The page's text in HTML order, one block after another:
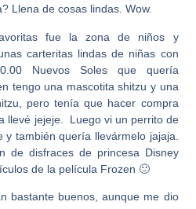
Llena de cosas lindas. Wow.
fue la zona de niños y
carteritas lindas de niñas con
Nuevos Soles que quería
tengo una mascotita shitzu y una
pero tenía que hacer compra
llevé jejeje. Luego vi un perrito de
también quería llevármelo jajaja.
de disfraces de princesa Disney
de la película Frozen 🙂
bastante buenos, aunque me dio